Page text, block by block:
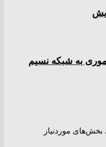
به شبکه نسیم
بخش‌های موردنیاز